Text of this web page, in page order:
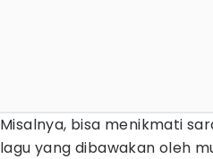
Misalnya, bisa menikmati
lagu yang dibawakan oleh